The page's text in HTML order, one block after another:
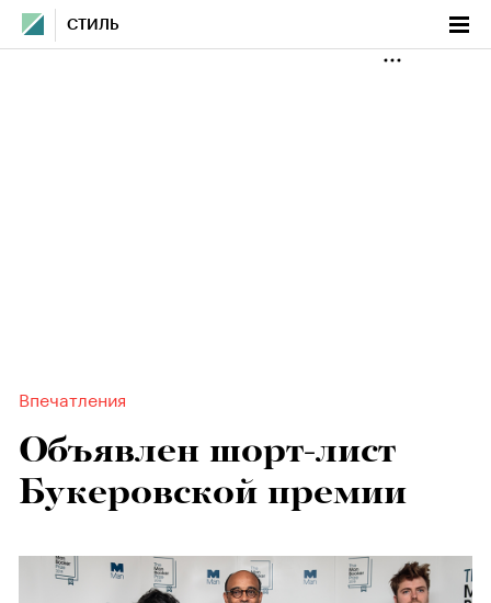
СТИЛЬ
Впечатления
Объявлен шорт-лист
Букеровской премии